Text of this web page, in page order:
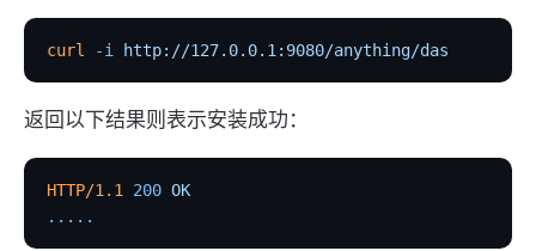
curl -i http://127.0.0.1:9080/anything/das
返回以下结果则表示安装成功：
HTTP/1.1 200 OK
.....